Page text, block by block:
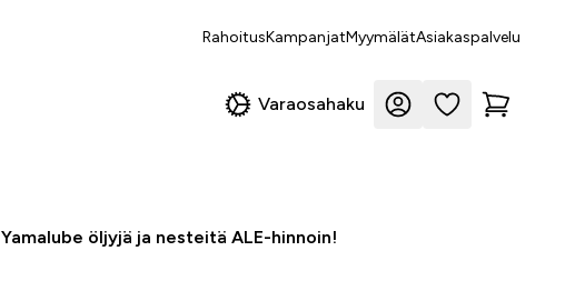
RahoitusKampanjatMyymälätAsiakaspalvelu
Varaosahaku
Yamalube öljyjä ja nesteitä ALE-hinnoin!